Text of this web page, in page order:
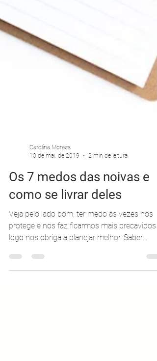
Carolina Moraes
10 de mai. de 2019
2 min de leitura
Os 7 medos das noivas e
como se livrar deles
Veja pelo lado bom, ter medo às vezes nos